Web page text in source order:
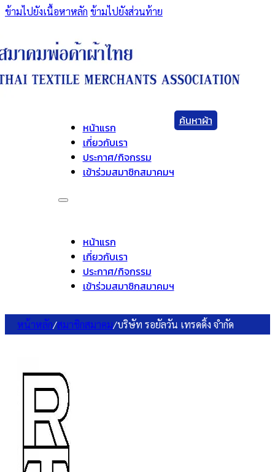
ข้ามไปยังเนื้อหาหลัก ข้ามไปยังส่วนท้าย
หน้าแรก
เกี่ยวกับเรา
ประกาศ/กิจกรรม
เข้าร่วมสมาชิกสมาคมฯ
หน้าแรก
เกี่ยวกับเรา
ประกาศ/กิจกรรม
เข้าร่วมสมาชิกสมาคมฯ
ค้นหาผ้า
หน้าหลัก/สมาชิกสมาคม/บริษัท รอยัลวัน เทรดดิ้ง จำกัด